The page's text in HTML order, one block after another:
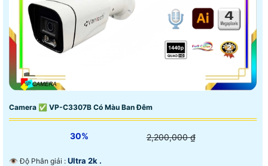
Camera ✅ VP-C3307B Có Màu Ban Đêm
30% 2,200,000 ₫
👁 Độ Phân giải : Ultra 2k .